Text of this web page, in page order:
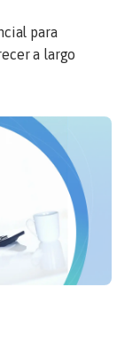
para
a largo